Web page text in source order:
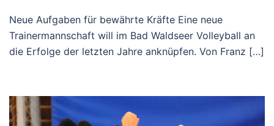
Neue Aufgaben für bewährte Kräfte Eine neue
Trainermannschaft will im Bad Waldseer Volleyball an
die Erfolge der letzten Jahre anknüpfen. Von Franz […]